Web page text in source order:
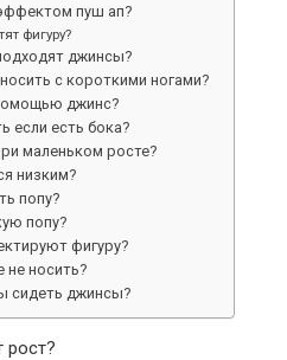
пуш ап?
фигуру?
джинсы?
с короткими ногами?
джинс?
если есть бока?
маленьком росте?
низким?
попу?
попу?
фигуру?
носить?
сидеть джинсы?
рост?